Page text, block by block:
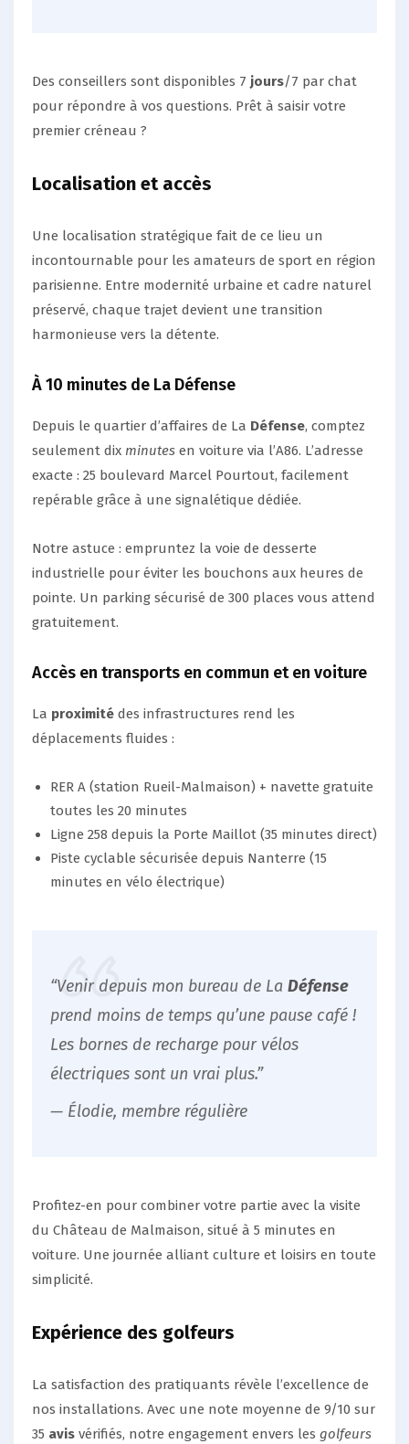
Des conseillers sont disponibles 7 jours/7 par chat
pour répondre à vos questions. Prêt à saisir votre
premier créneau ?
Localisation et accès
Une localisation stratégique fait de ce lieu un
incontournable pour les amateurs de sport en région
parisienne. Entre modernité urbaine et cadre naturel
préservé, chaque trajet devient une transition
harmonieuse vers la détente.
À 10 minutes de La Défense
Depuis le quartier d’affaires de La Défense, comptez
seulement dix minutes en voiture via l’A86. L’adresse
exacte : 25 boulevard Marcel Pourtout, facilement
repérable grâce à une signalétique dédiée.
Notre astuce : empruntez la voie de desserte
industrielle pour éviter les bouchons aux heures de
pointe. Un parking sécurisé de 300 places vous attend
gratuitement.
Accès en transports en commun et en voiture
La proximité des infrastructures rend les
déplacements fluides :
RER A (station Rueil-Malmaison) + navette gratuite
toutes les 20 minutes
Ligne 258 depuis la Porte Maillot (35 minutes direct)
Piste cyclable sécurisée depuis Nanterre (15
minutes en vélo électrique)
“Venir depuis mon bureau de La Défense
prend moins de temps qu’une pause café !
Les bornes de recharge pour vélos
électriques sont un vrai plus.”
— Élodie, membre régulière
Profitez-en pour combiner votre partie avec la visite
du Château de Malmaison, situé à 5 minutes en
voiture. Une journée alliant culture et loisirs en toute
simplicité.
Expérience des golfeurs
La satisfaction des pratiquants révèle l’excellence de
nos installations. Avec une note moyenne de 9/10 sur
35 avis vérifiés, notre engagement envers les golfeurs